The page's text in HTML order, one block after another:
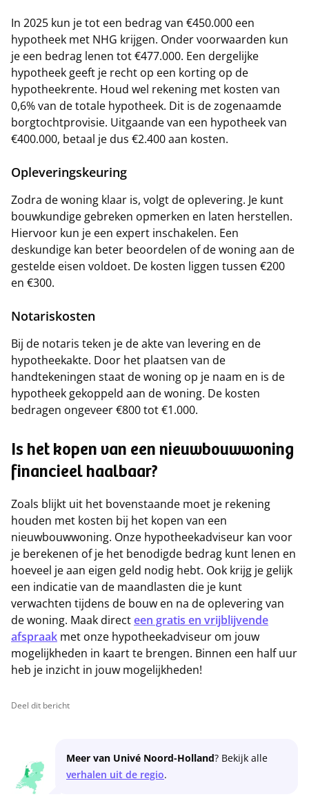
In 2025 kun je tot een bedrag van €450.000 een
hypotheek met NHG krijgen. Onder voorwaarden kun
je een bedrag lenen tot €477.000. Een dergelijke
hypotheek geeft je recht op een korting op de
hypotheekrente. Houd wel rekening met kosten van
0,6% van de totale hypotheek. Dit is de zogenaamde
borgtochtprovisie. Uitgaande van een hypotheek van
€400.000, betaal je dus €2.400 aan kosten.
Opleveringskeuring
Zodra de woning klaar is, volgt de oplevering. Je kunt
bouwkundige gebreken opmerken en laten herstellen.
Hiervoor kun je een expert inschakelen. Een
deskundige kan beter beoordelen of de woning aan de
gestelde eisen voldoet. De kosten liggen tussen €200
en €300.
Notariskosten
Bij de notaris teken je de akte van levering en de
hypotheekakte. Door het plaatsen van de
handtekeningen staat de woning op je naam en is de
hypotheek gekoppeld aan de woning. De kosten
bedragen ongeveer €800 tot €1.000.
Is het kopen van een nieuwbouwwoning
financieel haalbaar?
Zoals blijkt uit het bovenstaande moet je rekening
houden met kosten bij het kopen van een
nieuwbouwwoning. Onze hypotheekadviseur kan voor
je berekenen of je het benodigde bedrag kunt lenen en
hoeveel je aan eigen geld nodig hebt. Ook krijg je gelijk
een indicatie van de maandlasten die je kunt
verwachten tijdens de bouw en na de oplevering van
de woning. Maak directeen gratis en vrijblijvende
afspraak met onze hypotheekadviseur om jouw
mogelijkheden in kaart te brengen. Binnen een half uur
heb je inzicht in jouw mogelijkheden!
Deel dit bericht
Meer van Univé Noord-Holland? Bekijk alle
verhalen uit de regio.